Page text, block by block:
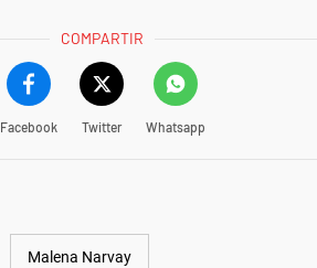
COMPARTIR
Facebook Twitter Whatsapp
Malena Narvay